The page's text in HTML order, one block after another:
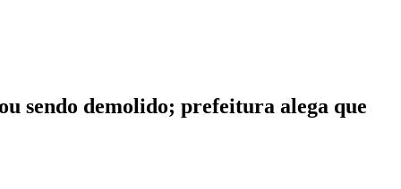
sendo demolido; prefeitura alega que